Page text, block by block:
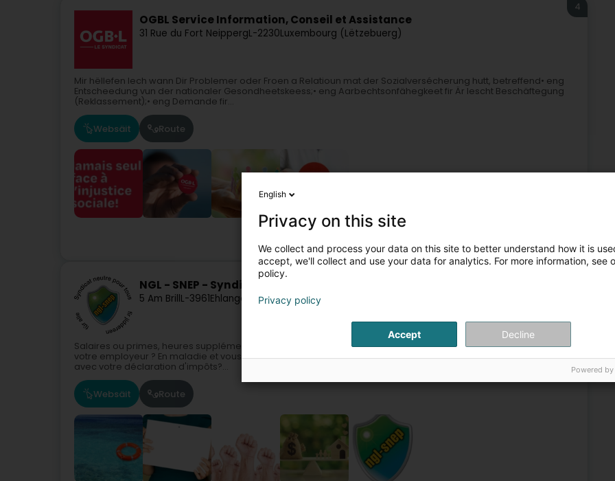
OGBL Service Information, Conseil et Assistance
31 Rue du Fort NeippergL-2230Luxembourg (Lëtzebuerg)
4
Mir hëllefen Iech wann Dir Problemer oder Froen a Relatioun mat der Sozialversécherung hutt, betreffend• eng
Entscheedung vun der nationaler Gesondheetskeess;• eng Aarbechtsonfähegkeet fir Är lescht Beschäftegung
(Reklassement);• eng Demande fir...
Websäit Route
NGL - SNEP - Syndicat Neutre
5 Am BrillL-3961Ehlange (Ehleng)
Salaires ou primes, heures supplémentaires, dimanches et fériés non payés ? Problèmes de congés auprès de
votre employeur ? En maladie et vous vous souciez de votre protection contre le licenciement ? Problèmes
avec votre déclaration d'impôts?...
Websäit Route
English
Privacy on this site
We collect and process your data on this site to better understand how it is
accept, we'll collect and use your data for analytics. For more information, see
policy.
Privacy policy
Accept Decline
Powered by